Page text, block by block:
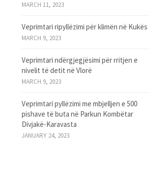
MARCH 11, 2023
Veprimtari ripyllëzimi për klimën në Kukës
MARCH 9, 2023
Veprimtari ndërgjegjësimi për rritjen e
nivelit të detit në Vlorë
MARCH 9, 2023
Veprimtari pyllëzimi me mbjelljen e 500
pishave të buta në Parkun Kombëtar
Divjakë-Karavasta
JANUARY 24, 2023